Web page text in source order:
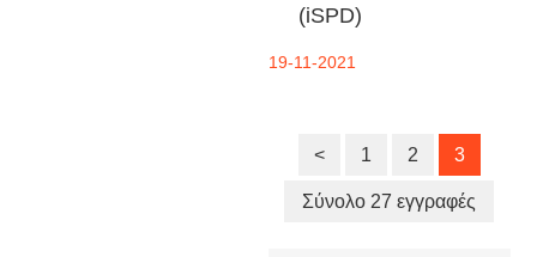
(iSPD)
19-11-2021
< 1 2 3
Σύνολο 27 εγγραφές